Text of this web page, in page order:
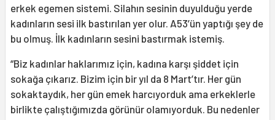
erkek egemen sistemi. Silahın sesinin duyulduğu yerde
kadınların sesi ilk bastırılan yer olur. A53’ün yaptığı şey de
bu olmuş. İlk kadınların sesini bastırmak istemiş.
“Biz kadınlar haklarımız için, kadına karşı şiddet için
sokağa çıkarız. Bizim için bir yıl da 8 Mart’tır. Her gün
sokaktaydık, her gün emek harcıyorduk ama erkeklerle
birlikte çalıştığımızda görünür olamıyorduk. Bu nedenler